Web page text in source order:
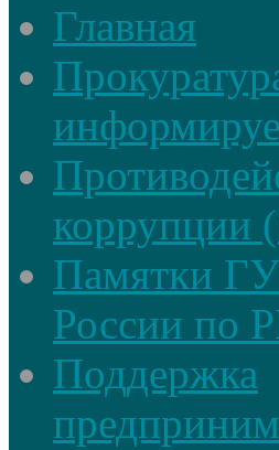
Главная
коррупции
Памятки
России по
Поддержка